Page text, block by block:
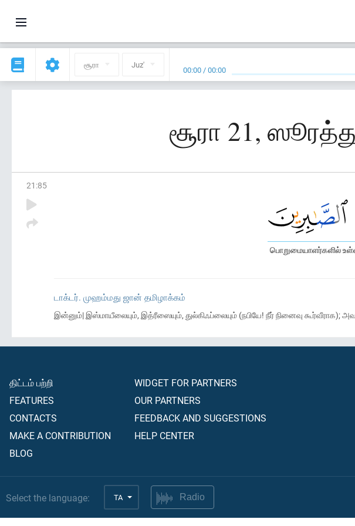
சூரா Juz' 00:00 /00:00
சூரா 21,
21 :85
பொறுமையாளர்களில்
டாக்டர். முஹம்மது ஜான் தமிழாக்கம்
இன்னும்| இஸ்மாயீலையும், இத்ரீஸையும், துல்கிஃப்லையும் (நபியே! நீர் நினைவு
திட்டம் பற்றி
FEATURES
CONTACTS
MAKE A CONTRIBUTION
BLOG
WIDGET FOR PARTNERS
OUR PARTNERS
FEEDBACK AND SUGGESTIONS
HELP CENTER
Select the language: TA Radio